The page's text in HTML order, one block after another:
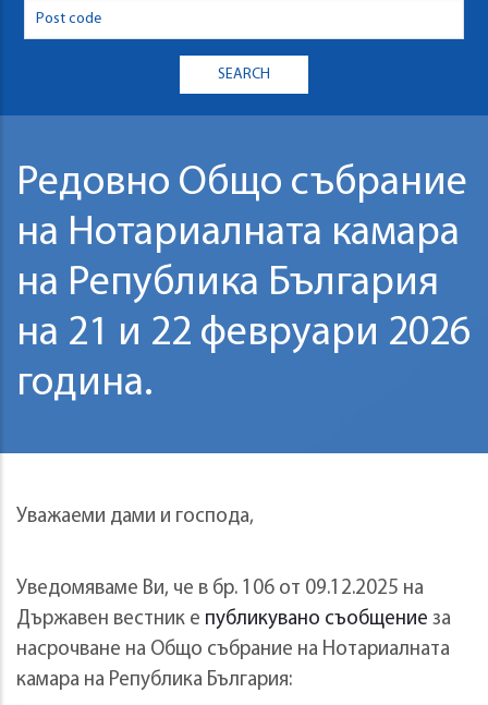
Редовно Общо събрание
на Нотариалната камара
на Република България
на 21 и 22 февруари 2026
година.
Уважаеми дами и господа,
Уведомяваме Ви, че в бр. 106 от 09.12.2025 на
Държавен вестник е публикувано съобщение за
насрочване на Общо събрание на Нотариалната
камара на Република България: